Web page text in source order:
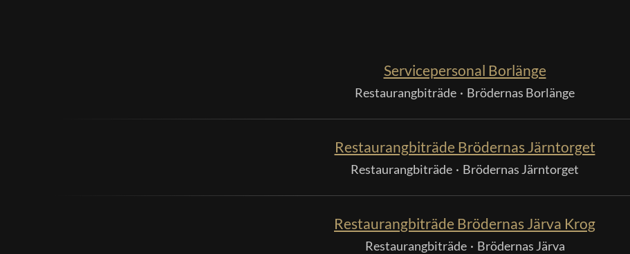
Servicepersonal Borlänge
Restaurangbiträde · Brödernas Borlänge
Restaurangbiträde Brödernas Järntorget
Restaurangbiträde · Brödernas Järntorget
Restaurangbiträde Brödernas Järva Krog
Restaurangbiträde · Brödernas Järva